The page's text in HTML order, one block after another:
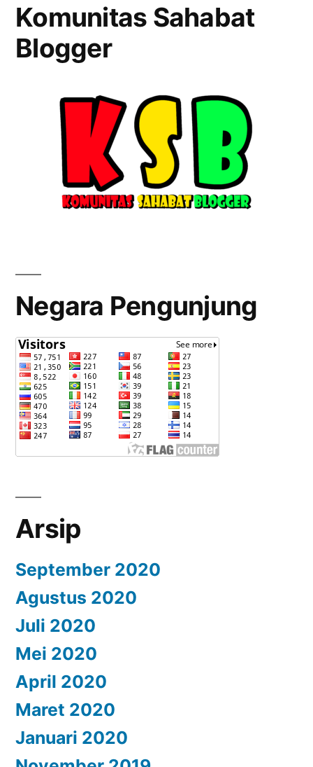
Komunitas Sahabat
Blogger
Negara Pengunjung
Arsip
September 2020
Agustus 2020
Juli 2020
Mei 2020
April 2020
Maret 2020
Januari 2020